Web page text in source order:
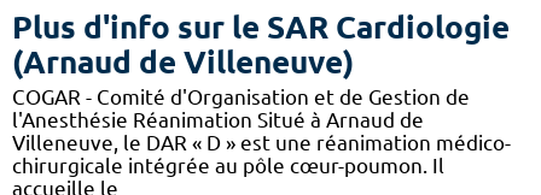
Plus d'info sur le SAR Cardiologie
(Arnaud de Villeneuve)
COGAR - Comité d'Organisation et de Gestion de
l'Anesthésie Réanimation Situé à Arnaud de
Villeneuve, le DAR « D » est une réanimation médico-
chirurgicale intégrée au pôle cœur-poumon. Il
accueille le